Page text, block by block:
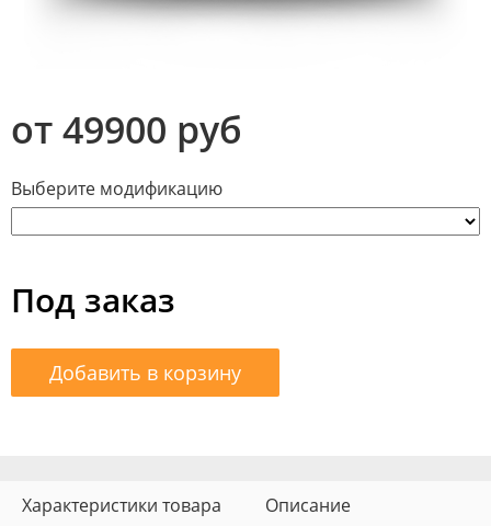
от 49900 руб
Выберите модификацию
Под заказ
Добавить в корзину
Характеристики товара Описание